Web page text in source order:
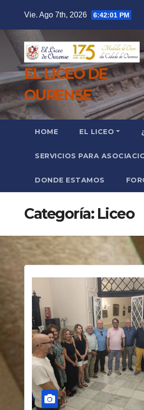
contenido
Vie. Ago 7th, 2026 6:42:03 PM
EL LICEO DE
OURENSE
HOME EL LICEO
SERVICIOS PARA
DONDE ESTAMOS
Categoría: Liceo